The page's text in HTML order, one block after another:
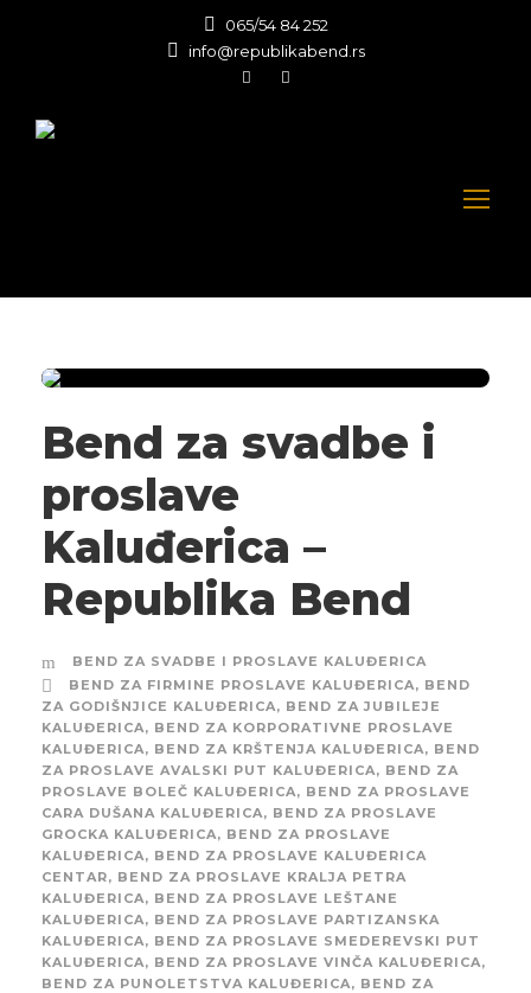
065/54 84 252
info@republikabend.rs
Bend za svadbe i
proslave
Kaluđerica –
Republika Bend
BEND ZA SVADBE I PROSLAVE KALUĐERICA
BEND ZA FIRMINE PROSLAVE KALUĐERICA, BEND
ZA GODIŠNJICE KALUĐERICA, BEND ZA JUBILEJE
KALUĐERICA, BEND ZA KORPORATIVNE PROSLAVE
KALUĐERICA, BEND ZA KRŠTENJA KALUĐERICA, BEND
ZA PROSLAVE AVALSKI PUT KALUĐERICA, BEND ZA
PROSLAVE BOLEČ KALUĐERICA, BEND ZA PROSLAVE
CARA DUŠANA KALUĐERICA, BEND ZA PROSLAVE
GROCKA KALUĐERICA, BEND ZA PROSLAVE
KALUĐERICA, BEND ZA PROSLAVE KALUĐERICA
CENTAR, BEND ZA PROSLAVE KRALJA PETRA
KALUĐERICA, BEND ZA PROSLAVE LEŠTANE
KALUĐERICA, BEND ZA PROSLAVE PARTIZANSKA
KALUĐERICA, BEND ZA PROSLAVE SMEDEREVSKI PUT
KALUĐERICA, BEND ZA PROSLAVE VINČA KALUĐERICA,
BEND ZA PUNOLETSTVA KALUĐERICA, BEND ZA